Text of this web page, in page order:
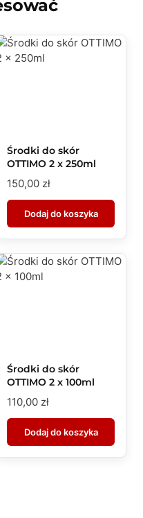
Środki do skór
OTTIMO 2 x 250ml
150,00 zł
Dodaj do koszyka
Środki do skór
OTTIMO 2 x 100ml
110,00 zł
Dodaj do koszyka